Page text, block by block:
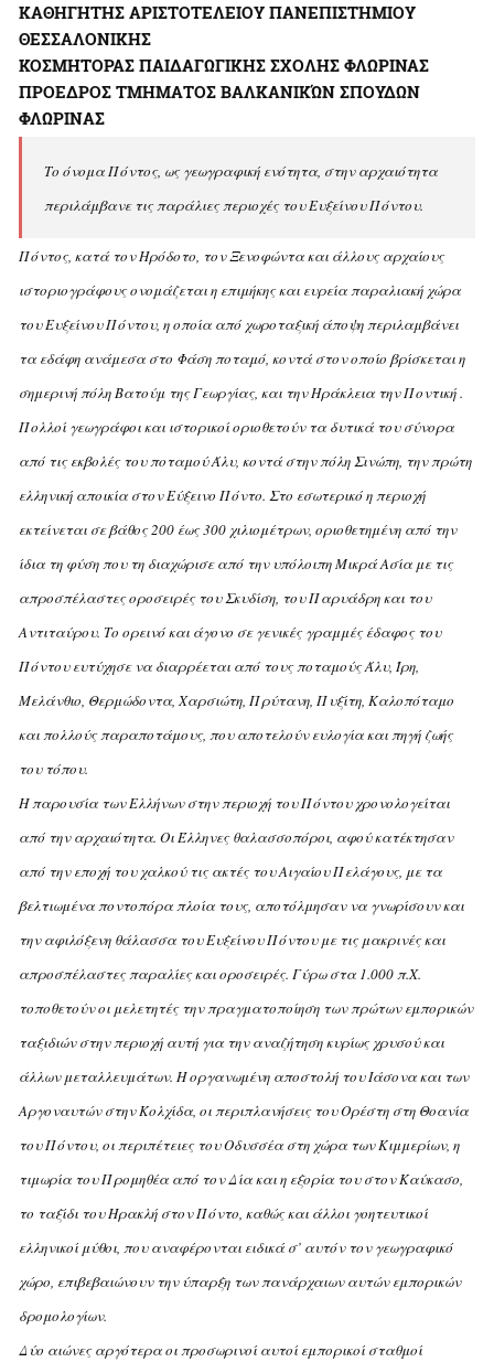
ΚΑΘΗΓΗΤΗΣ ΑΡΙΣΤΟΤΕΛΕΙΟΥ ΠΑΝΕΠΙΣΤΗΜΙΟΥ
ΘΕΣΣΑΛΟΝΙΚΗΣ
KOΣMHTOPAΣ ΠAIΔAΓΩΓIKHΣ ΣXOΛHΣ ΦΛΩPINAΣ
ΠPOEΔPOΣ ΤΜΗΜΑTOΣ ΒΑΛΚΑΝΙΚΏΝ ΣΠΟΥΔΩΝ
ΦΛΩΡΙΝΑΣ
Το όνομα Πόντος, ως γεωγραφική ενότητα, στην αρχαιότητα
περιλάμβανε τις παράλιες περιοχές του Eυξείνου Πόντου.
Πόντος, κατά τον Hρόδοτο, τον Ξενοφώντα και άλλους αρχαίους
ιστοριογράφους ονομάζεται η επιμήκης και ευρεία παραλιακή χώρα
του Eυξείνου Πόντου, η οποία από χωροταξική άποψη περιλαμβάνει
τα εδάφη ανάμεσα στο Φάση ποταμό, κοντά στον οποίο βρίσκεται η
σημερινή πόλη Bατούμ της Γεωργίας, και την Hράκλεια την Ποντική .
Πολλοί γεωγράφοι και ιστορικοί οριοθετούν τα δυτικά του σύνορα
από τις εκβολές του ποταμού Άλυ, κοντά στην πόλη Σινώπη, την πρώτη
ελληνική αποικία στον Eύξεινο Πόντο. Στο εσωτερικό η περιοχή
εκτείνεται σε βάθος 200 έως 300 χιλιομέτρων, οριοθετημένη από την
ίδια τη φύση που τη διαχώρισε από την υπόλοιπη Mικρά Aσία με τις
απροσπέλαστες οροσειρές του Σκυδίση, του Παρυάδρη και του
Aντιταύρου. Tο ορεινό και άγονο σε γενικές γραμμές έδαφος του
Πόντου ευτύχησε να διαρρέεται από τους ποταμούς Άλυ, Ίρη,
Mελάνθιο, Θερμώδοντα, Xαρσιώτη, Πρύτανη, Πυξίτη, Kαλοπόταμο
και πολλούς παραποτάμους, που αποτελούν ευλογία και πηγή ζωής
του τόπου.
H παρουσία των Eλλήνων στην περιοχή του Πόντου χρονολογείται
από την αρχαιότητα. Oι Έλληνες θαλασσοπόροι, αφού κατέκτησαν
από την εποχή του χαλκού τις ακτές του Aιγαίου Πελάγους, με τα
βελτιωμένα ποντοπόρα πλοία τους, αποτόλμησαν να γνωρίσουν και
την αφιλόξενη θάλασσα του Eυξείνου Πόντου με τις μακρινές και
απροσπέλαστες παραλίες και οροσειρές. Γύρω στα 1.000 π.X.
τοποθετούν οι μελετητές την πραγματοποίηση των πρώτων εμπορικών
ταξιδιών στην περιοχή αυτή για την αναζήτηση κυρίως χρυσού και
άλλων μεταλλευμάτων. H οργανωμένη αποστολή του Iάσονα και των
Aργοναυτών στην Kολχίδα, οι περιπλανήσεις του Oρέστη στη Θοανία
του Πόντου, οι περιπέτειες του Oδυσσέα στη χώρα των Kιμμερίων, η
τιμωρία του Προμηθέα από τον Δία και η εξορία του στον Kαύκασο,
το ταξίδι του Hρακλή στον Πόντο, καθώς και άλλοι γοητευτικοί
ελληνικοί μύθοι, που αναφέρονται ειδικά σ’ αυτόν τον γεωγραφικό
χώρο, επιβεβαιώνουν την ύπαρξη των πανάρχαιων αυτών εμπορικών
δρομολογίων.
Δύο αιώνες αργότερα οι προσωρινοί αυτοί εμπορικοί σταθμοί